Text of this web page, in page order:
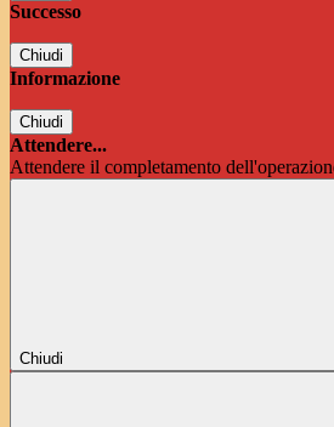
Successo
Chiudi
Informazione
Chiudi
Attendere...
Attendere il completamento
Chiudi